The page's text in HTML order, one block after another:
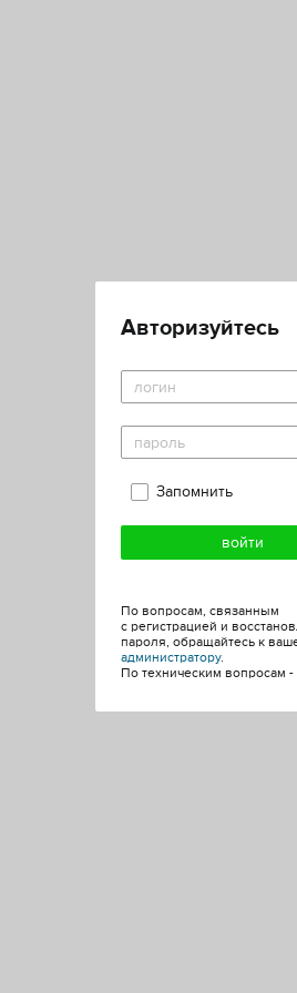
Авторизуйтесь
Запомнить
По вопросам, связанным
с регистрацией и
пароля, обращайтесь к
администратору.
По техническим вопросам -